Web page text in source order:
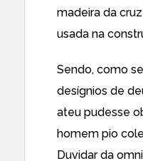
madeira da
usada na
Sendo, como
desígnios de
ateu pudesse
homem pio
Duvidar da